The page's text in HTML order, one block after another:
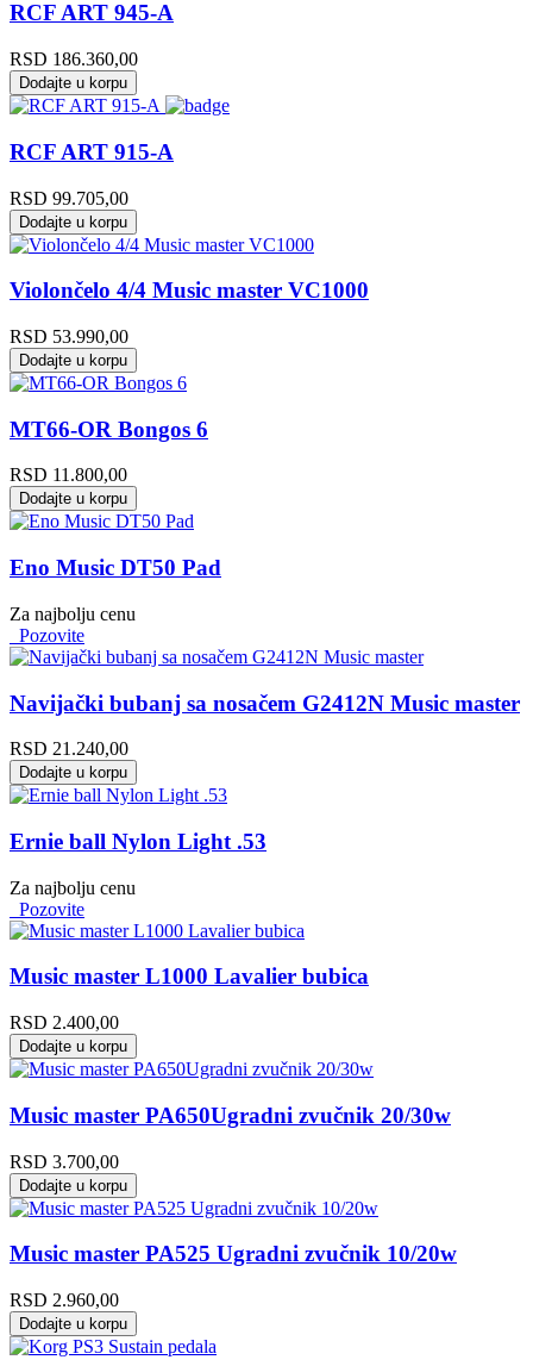
RCF ART 945-A
RSD 186.360,00
Dodajte u korpu
RCF ART 915-A
RSD 99.705,00
Dodajte u korpu
Violončelo 4/4 Music master VC1000
RSD 53.990,00
Dodajte u korpu
MT66-OR Bongos 6
RSD 11.800,00
Dodajte u korpu
Eno Music DT50 Pad
Za najbolju cenu
Pozovite
Navijački bubanj sa nosačem G2412N Music master
RSD 21.240,00
Dodajte u korpu
Ernie ball Nylon Light .53
Za najbolju cenu
Pozovite
Music master L1000 Lavalier bubica
RSD 2.400,00
Dodajte u korpu
Music master PA650Ugradni zvučnik 20/30w
RSD 3.700,00
Dodajte u korpu
Music master PA525 Ugradni zvučnik 10/20w
RSD 2.960,00
Dodajte u korpu